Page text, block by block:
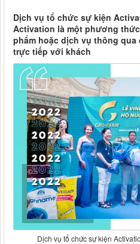
Dịch vụ tổ chức sự kiện
Activation là một phương
phẩm hoặc dịch vụ thông
trực tiếp với khách
Dịch vụ tổ chức sự kiện